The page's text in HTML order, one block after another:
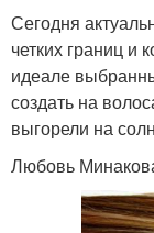
Сегодня
четких границ и
идеале
создать на
выгорели на
Любовь